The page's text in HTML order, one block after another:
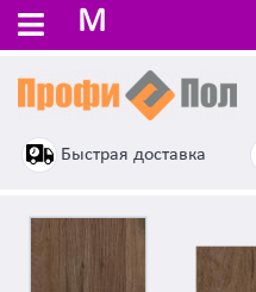
M
Быстрая доставка